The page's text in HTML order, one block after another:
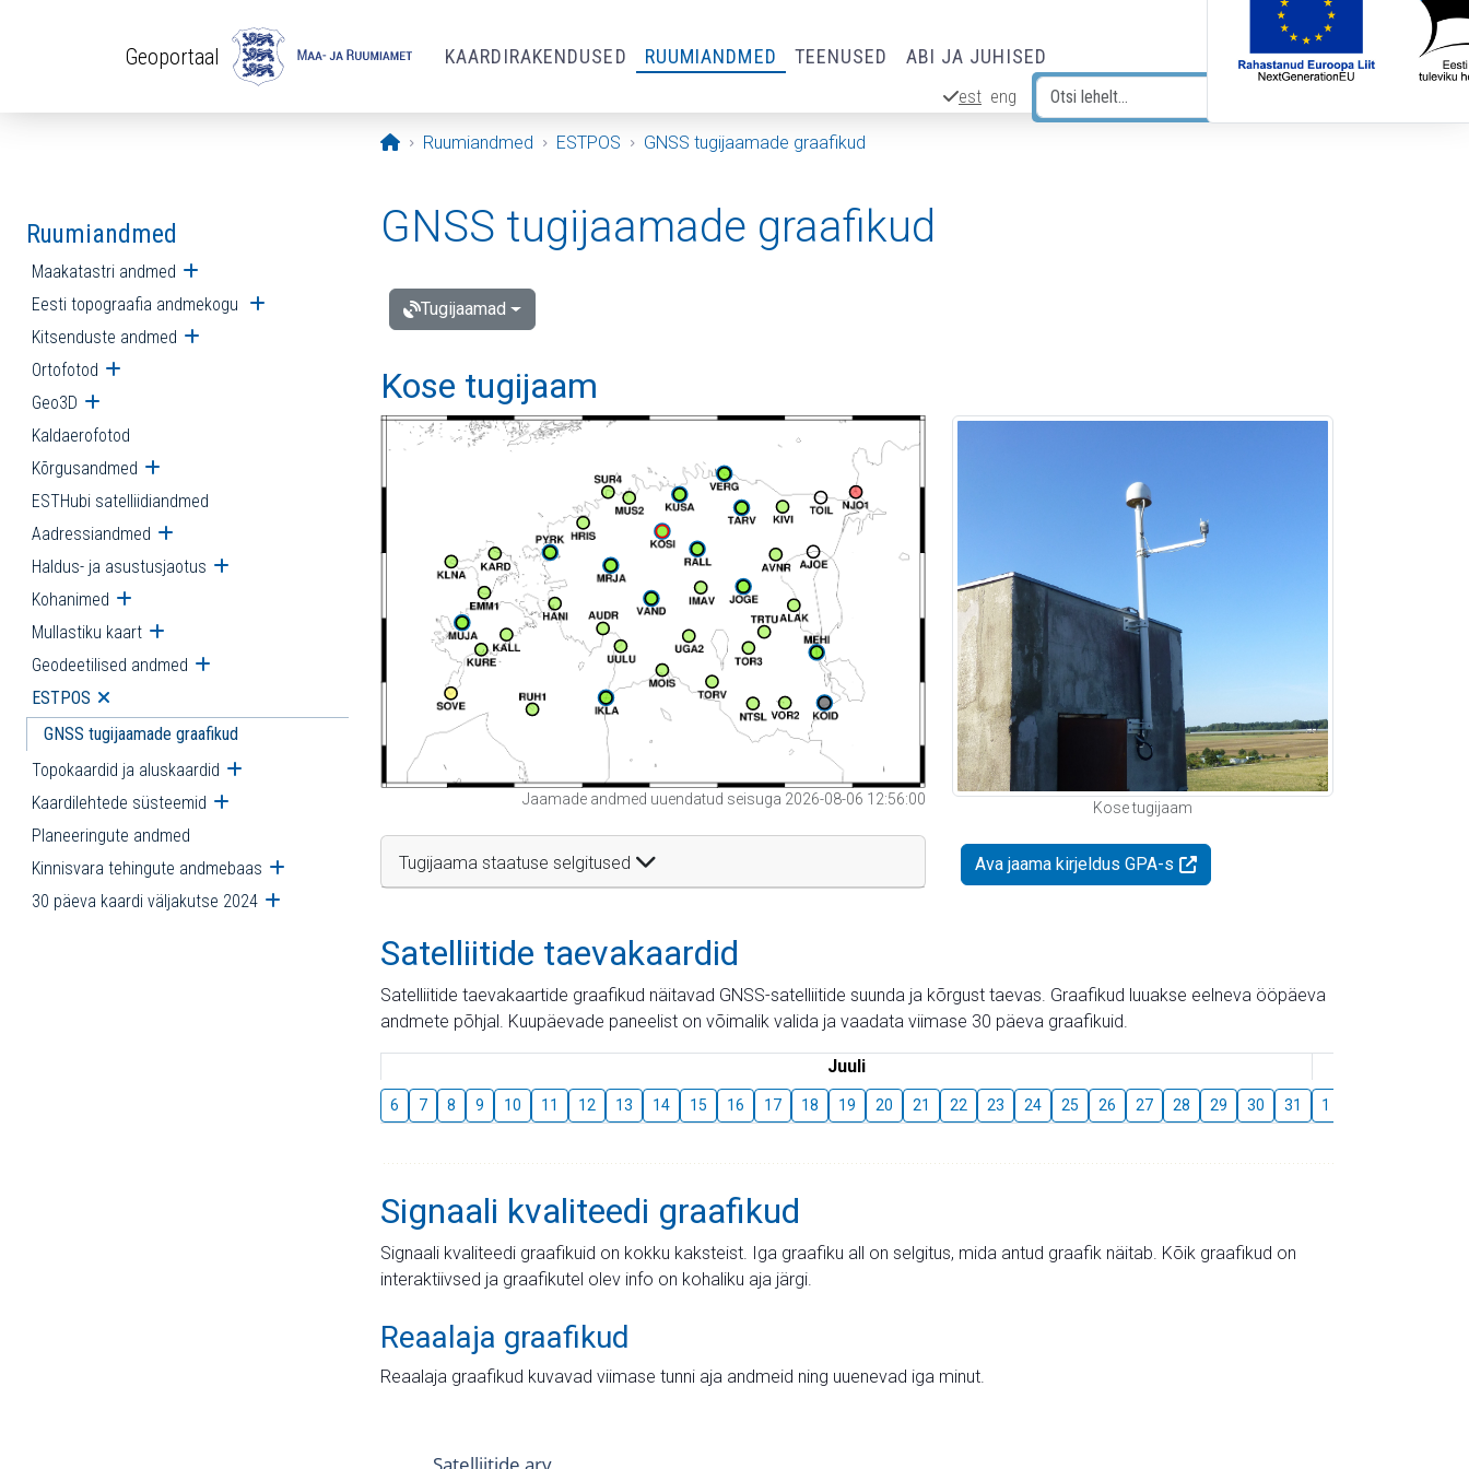
Geoportaal KAARDIRAKENDUSED RUUMIANDMED TEENUSED ABI JA JUHISED
est eng
Avaleht
Ruumiandmed ESTPOS GNSS tugijaamade graafikud
Ruumiandmed
Maakatastri andmed Ava alammenüü
Eesti topograafia andmekogu Ava alammenüü
Kitsenduste andmed Ava alammenüü
Ortofotod Ava alammenüü
Geo3D Ava alammenüü
Kaldaerofotod
Kõrgusandmed Ava alammenüü
ESTHubi satelliidiandmed
Aadressiandmed Ava alammenüü
Haldus- ja asustusjaotus Ava alammenüü
Kohanimed Ava alammenüü
Mullastiku kaart Ava alammenüü
Geodeetilised andmed Ava alammenüü
ESTPOS Ava alammenüü
GNSS tugijaamade graafikud
Topokaardid ja aluskaardid Ava alammenüü
Kaardilehtede süsteemid Ava alammenüü
Planeeringute andmed
Kinnisvara tehingute andmebaas Ava alammenüü
30 päeva kaardi väljakutse 2024 Ava alammenüü
GNSS tugijaamade graafikud
Tugijaamad
Kose tugijaam
Jaamade andmed uuendatud seisuga 2026-08-06 12:56:00
Tugijaama staatuse selgitused
Kose tugijaam
Ava jaama kirjeldus GPA-s
Satelliitide taevakaardid
Satelliitide taevakaartide graafikud näitavad GNSS-satelliitide suunda ja kõrgust taevas. Graafikud luuakse eelneva ööpäeva
andmete põhjal. Kuupäevade paneelist on võimalik valida ja vaadata viimase 30 päeva graafikuid.
Juuli
6 7 8 9 10 11 12 13 14 15 16 17 18 19 20 21 22 23 24 25 26 27 28 29 30 31 1
Signaali kvaliteedi graafikud
Signaali kvaliteedi graafikuid on kokku kaksteist. Iga graafiku all on selgitus, mida antud graafik näitab. Kõik graafikud on
interaktiivsed ja graafikutel olev info on kohaliku aja järgi.
Reaalaja graafikud
Reaalaja graafikud kuvavad viimase tunni aja andmeid ning uuenevad iga minut.